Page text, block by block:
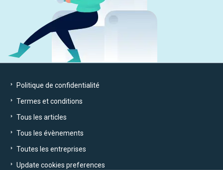
Politique de confidentialité
Termes et conditions
Tous les articles
Tous les évènements
Toutes les entreprises
Update cookies preferences